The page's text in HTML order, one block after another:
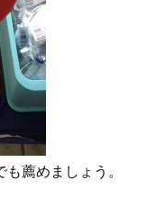
薦めましょう。